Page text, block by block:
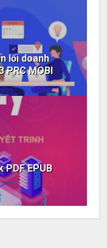
lối doanh
PRC MOBI
PDF EPUB